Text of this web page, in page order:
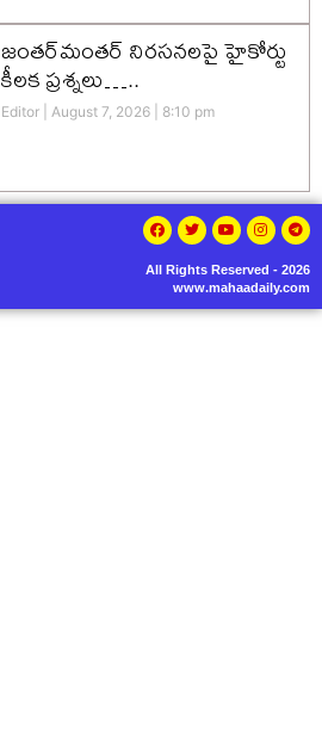
జంతర్‌మంతర్ నిరసనలపై హైకోర్టు
కీలక ప్రశ్నలు…..
Editor August 7, 2026 8:10 pm
All Rights Reserved - 2026
www.mahaadaily.com